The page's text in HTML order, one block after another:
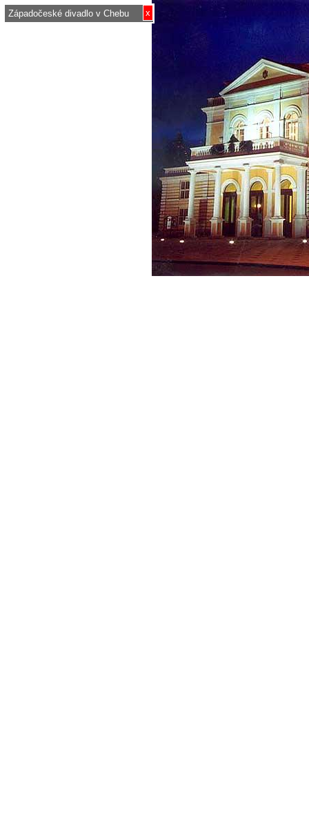
x
Západočeské divadlo v Chebu